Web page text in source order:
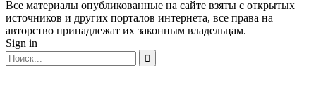
Все материалы опубликованные на сайте взяты с открытых
источников и других порталов интернета, все права на
авторство принадлежат их законным владельцам.
Sign in